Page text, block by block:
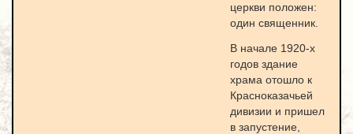
церкви положен:
один священник.
В начале 1920-х
годов здание
храма отошло к
Красноказачьей
дивизии и пришел
в запустение,